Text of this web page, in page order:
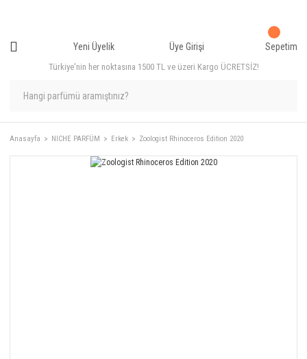
Türkiye'nin her noktasına 1500 TL ve üzeri Kargo ÜCRETSİZ!
Yeni Üyelik Üye Girişi Sepetim
Anasayfa NICHE PARFÜM Erkek Zoologist Rhinoceros Edition 2020